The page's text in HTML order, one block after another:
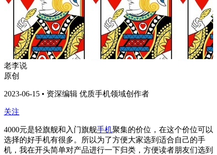
老李说
原创
2023-06-15 • 资深编辑 优质手机领域创作者
关注
4000元是轻旗舰和入门旗舰手机聚集的价位，在这个价位可以
选择的好手机有很多。所以为了方便大家选到适合自己的手
机，我在开头简单对产品进行一下归类，方便读者朋友们选到